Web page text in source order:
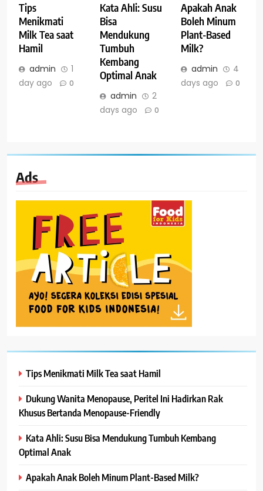
Tips
Menikmati
Milk Tea saat
Hamil
admin
1
day ago
0
Kata Ahli: Susu
Bisa
Mendukung
Tumbuh
Kembang
Optimal Anak
admin
2
days ago
0
Apakah Anak
Boleh Minum
Plant-Based
Milk?
admin
4
days ago
0
Ads
Tips Menikmati Milk Tea saat Hamil
Dukung Wanita Menopause, Peritel Ini Hadirkan Rak
Khusus Bertanda Menopause-Friendly
Kata Ahli: Susu Bisa Mendukung Tumbuh Kembang
Optimal Anak
Apakah Anak Boleh Minum Plant-Based Milk?